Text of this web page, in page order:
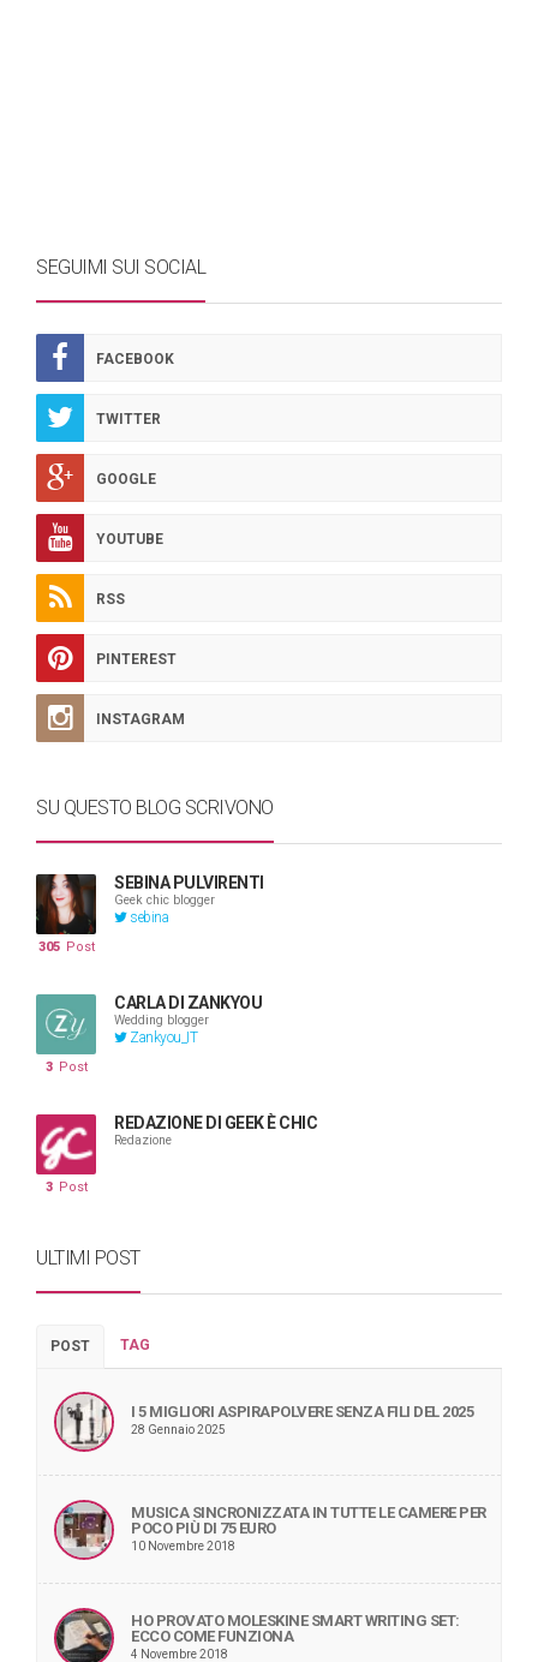
SEGUIMI SUI SOCIAL
FACEBOOK
TWITTER
GOOGLE
YOUTUBE
RSS
PINTEREST
INSTAGRAM
SU QUESTO BLOG SCRIVONO
SEBINA PULVIRENTI
Geek chic blogger
sebina
305 Post
CARLA DI ZANKYOU
Wedding blogger
Zankyou_IT
3 Post
REDAZIONE DI GEEK È CHIC
Redazione
3 Post
ULTIMI POST
POST TAG
I 5 MIGLIORI ASPIRAPOLVERE SENZA FILI DEL 2025
28 Gennaio 2025
MUSICA SINCRONIZZATA IN TUTTE LE CAMERE PER
POCO PIÙ DI 75 EURO
10 Novembre 2018
HO PROVATO MOLESKINE SMART WRITING SET:
ECCO COME FUNZIONA
4 Novembre 2018